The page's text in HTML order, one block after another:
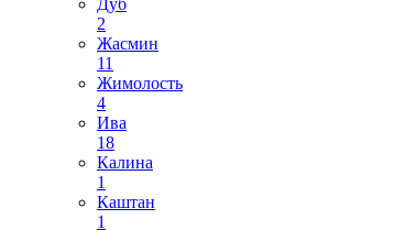
Дуб
2
Жасмин
11
Жимолость
4
Ива
18
Калина
1
Каштан
1